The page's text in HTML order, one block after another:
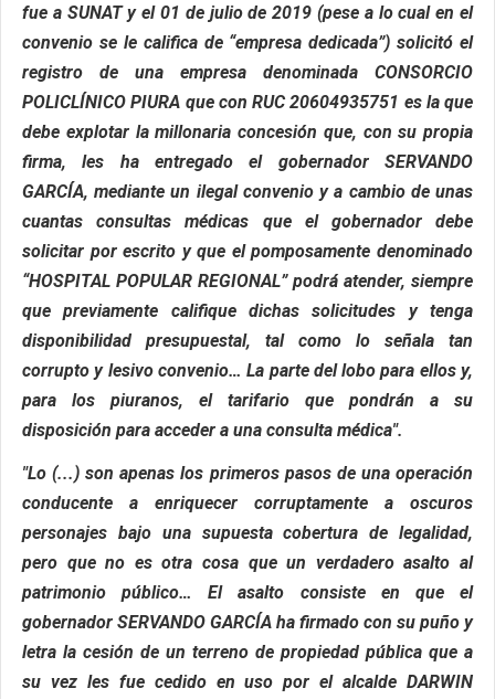
fue a SUNAT y el 01 de julio de 2019 (pese a lo cual en el
convenio se le califica de “empresa dedicada”) solicitó el
registro de una empresa denominada CONSORCIO
POLICLÍNICO PIURA que con RUC 20604935751 es la que
debe explotar la millonaria concesión que, con su propia
firma, les ha entregado el gobernador SERVANDO
GARCÍA, mediante un ilegal convenio y a cambio de unas
cuantas consultas médicas que el gobernador debe
solicitar por escrito y que el pomposamente denominado
“HOSPITAL POPULAR REGIONAL” podrá atender, siempre
que previamente califique dichas solicitudes y tenga
disponibilidad presupuestal, tal como lo señala tan
corrupto y lesivo convenio… La parte del lobo para ellos y,
para los piuranos, el tarifario que pondrán a su
disposición para acceder a una consulta médica".
"Lo (...) son apenas los primeros pasos de una operación
conducente a enriquecer corruptamente a oscuros
personajes bajo una supuesta cobertura de legalidad,
pero que no es otra cosa que un verdadero asalto al
patrimonio público… El asalto consiste en que el
gobernador SERVANDO GARCÍA ha firmado con su puño y
letra la cesión de un terreno de propiedad pública que a
su vez les fue cedido en uso por el alcalde DARWIN